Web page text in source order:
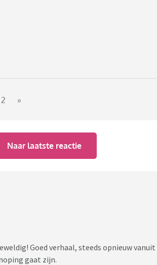
2 »
Naar laatste reactie
Goed verhaal, steeds opnieuw vanuit
gaat zijn.